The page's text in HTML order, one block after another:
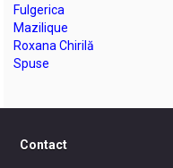
Fulgerica
Mazilique
Roxana Chirilă
Spuse
Contact